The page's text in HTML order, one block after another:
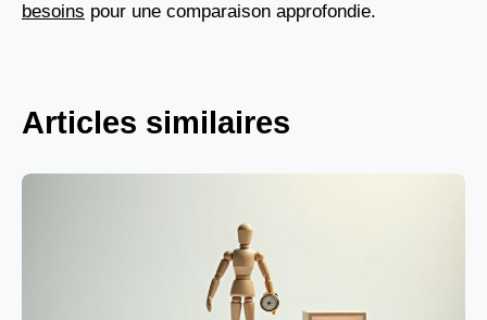
besoins pour une comparaison approfondie.
Articles similaires